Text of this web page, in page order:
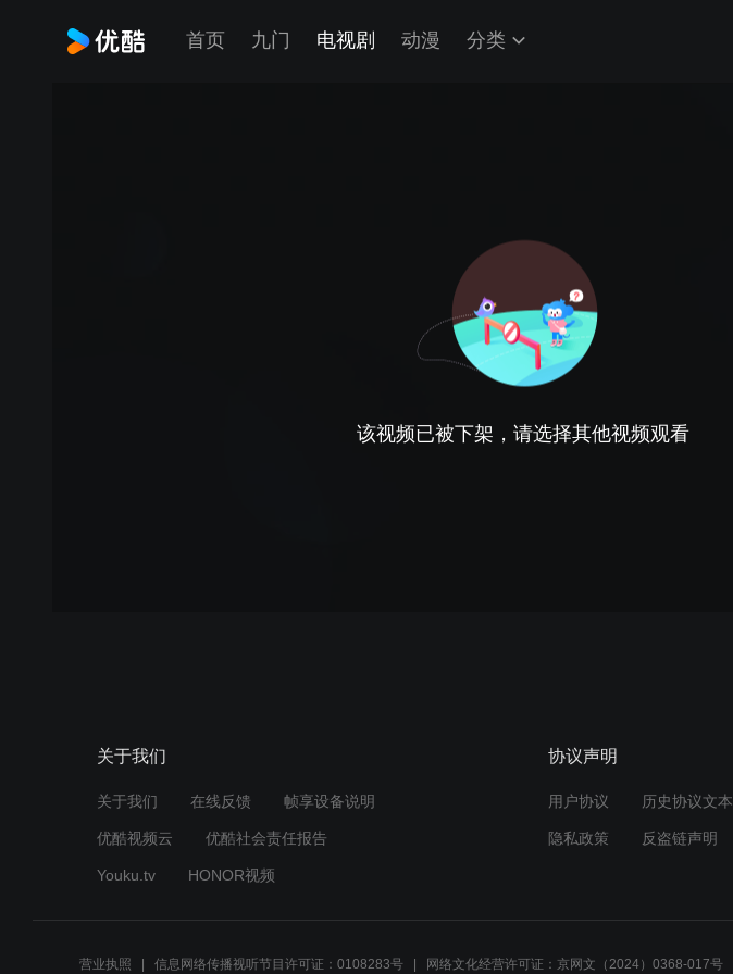
首页 九门 电视剧 动漫 分类
该视频已被下架，请选择其他视频观看
关于我们
关于我们 在线反馈 帧享设备说明
优酷视频云 优酷社会责任报告
Youku.tv HONOR视频
协议声明
用户协议 历史协议文本
隐私政策 反盗链声明
营业执照 信息网络传播视听节目许可证：0108283号 网络文化经营许可证：京网文（2024）0368-017号